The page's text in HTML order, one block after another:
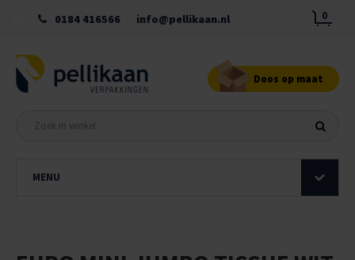
0184 416566 info@pellikaan.nl 0
Doos op maat
MENU